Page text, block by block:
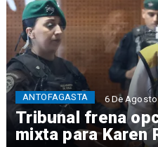
Tribunal frena
mixta para Karen
ANTOFAGASTA 6 De Agosto